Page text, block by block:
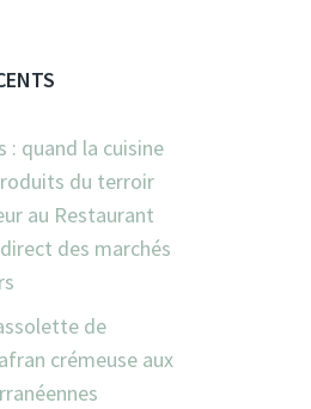
: quand la cuisine
du terroir
au Restaurant
des marchés
de
crémeuse aux